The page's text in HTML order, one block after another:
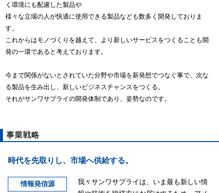
く環境にも配慮した製品や
様々な立場の人が快適に使用できる製品なども数多く開発しておりま
す。
これからはモノづくりを越えて、より新しいサービスをつくることも開
発の一環であると考えております。
今まで関係がないとされていた分野や市場を新発想でつなぐ事で、次な
る製品を生み出し、新しいビジネスチャンスをつくる。
それがサンワサプライの開発体制であり、姿勢なのです。
事業戦略
時代を先取りし、市場へ供給する。
情報発信源
我々サンワサプライは、いま最も新しい情